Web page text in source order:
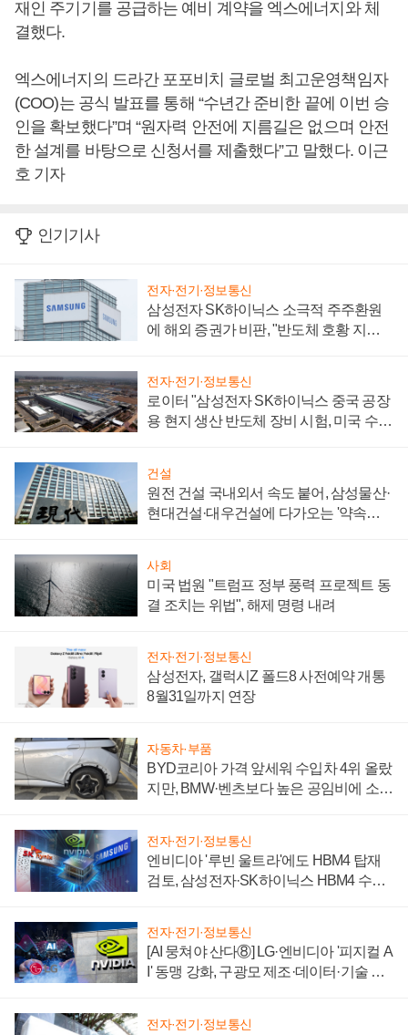
재인 주기기를 공급하는 예비 계약을 엑스에너지와 체
결했다.
엑스에너지의 드라간 포포비치 글로벌 최고운영책임자
(COO)는 공식 발표를 통해 “수년간 준비한 끝에 이번 승
인을 확보했다”며 “원자력 안전에 지름길은 없으며 안전
한 설계를 바탕으로 신청서를 제출했다”고 말했다. 이근
호 기자
인기기사
전자·전기·정보통신
삼성전자 SK하이닉스 소극적 주주환원
에 해외 증권가 비판, "반도체 호황 지속
전자·전기·정보통신
로이터 "삼성전자 SK하이닉스 중국 공장
용 현지 생산 반도체 장비 시험, 미국 수출
건설
원전 건설 국내외서 속도 붙어, 삼성물산·
현대건설·대우건설에 다가오는 '약속의
사회
미국 법원 "트럼프 정부 풍력 프로젝트 동
결 조치는 위법", 해제 명령 내려
전자·전기·정보통신
삼성전자, 갤럭시Z 폴드8 사전예약 개통
8월31일까지 연장
자동차·부품
BYD코리아 가격 앞세워 수입차 4위 올랐
지만, BMW·벤츠보다 높은 공임비에 소비
전자·전기·정보통신
엔비디아 '루빈 울트라'에도 HBM4 탑재
검토, 삼성전자·SK하이닉스 HBM4 수율
전자·전기·정보통신
[AI 뭉쳐야 산다⑧] LG·엔비디아 '피지컬 A
I' 동맹 강화, 구광모 제조·데이터·기술 결
전자·전기·정보통신